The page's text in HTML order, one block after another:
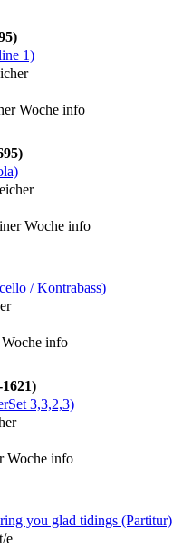
1)
Woche info
Woche info
/ Kontrabass)
info
3,3,2,3)
Woche info
you glad tidings (Partitur)
e